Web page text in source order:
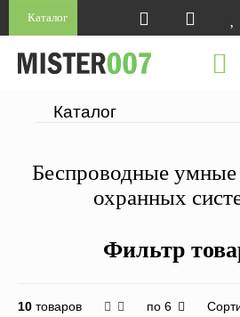
Каталог
Каталог
Беспроводные умные
охранных
Фильтр
10 товаров по 6